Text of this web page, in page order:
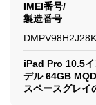
IMEI番号/
製造番号
DMPV98H2J28K
iPad Pro 10.5
デル 64GB
スペースグレイ